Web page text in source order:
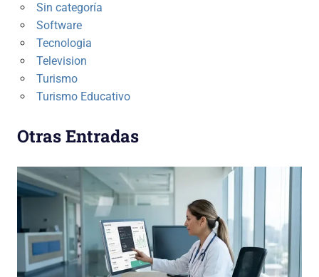
Sin categoría
Software
Tecnologia
Television
Turismo
Turismo Educativo
Otras Entradas